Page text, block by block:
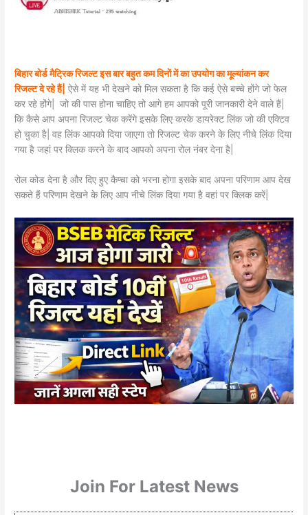
बिहार बोर्ड मैट्रिक रिजल्ट इस बार बहुत कम दिनों में का उपयोग का मूल्यांकन कर
रिजल्ट दे रहे हैं| ऐसे में यह भी देखने को मिल सकता है कि कई ऐसे बच्चे होंगे जो फेल
कर रहे होंगे| जो की पास होना चाहिए तो आगे हम आपको पूरी जानकारी देने वाले हैं|
कि कैसे आप अपना रिजल्ट चेक करेंगे इसके लिए करके डायरेक्ट लिंक जो की एक्टिव
हो चुका है| वह लिंक आपको दिया जाएगा तो रिजल्ट चेक करने के लिए नीचे लिंक दिया
गया है जहां पर क्लिक करने के बाद आपको अपना रोल नंबर देना है|
रोल कोड देना है और दिए हुए कैप्चा को भरना होगा इसके बाद अपना परिणाम आप देख
सकते हैं परिणाम देखने के लिए आप नीचे लिंक दिया गया है वहां पर क्लिक करें|
Join For Latest News